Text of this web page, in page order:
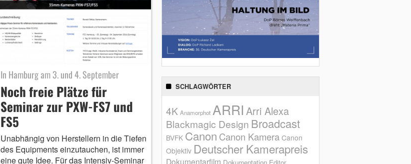
In Hamburg am 3. und 4. September
Noch freie Plätze für
Seminar zur PXW-FS7 und
FS5
Unabhängig von Herstellern in die Tiefen
des Equipments einzutauchen, ist immer
eine gute Idee. Für das Intensiv-Seminar
SCHLAGWÖRTER
4K Anamorphot ARRI Arri Alexa
Blackmagic Design Broadcast
BVFK Canon Canon Kamera Canon
Objektiv Deutscher Kamerapreis
Dokumentarfilm